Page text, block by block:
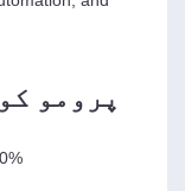
پرومو
first purchase!